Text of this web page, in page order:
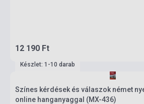
12 190 Ft
Készlet: 1-10 darab
Színes kérdések és válaszok német
online hanganyaggal (MX-436)